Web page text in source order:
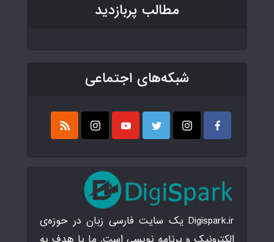
مطالب پربازدید
شبکه‌های اجتماعی
Digispark.ir یک سایت فارسی زبان در حوزه‌ی